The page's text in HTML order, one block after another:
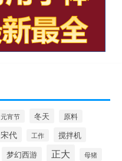
元宵节 冬天 原料
宋代 工作 搅拌机
梦幻西游 正大 母猪